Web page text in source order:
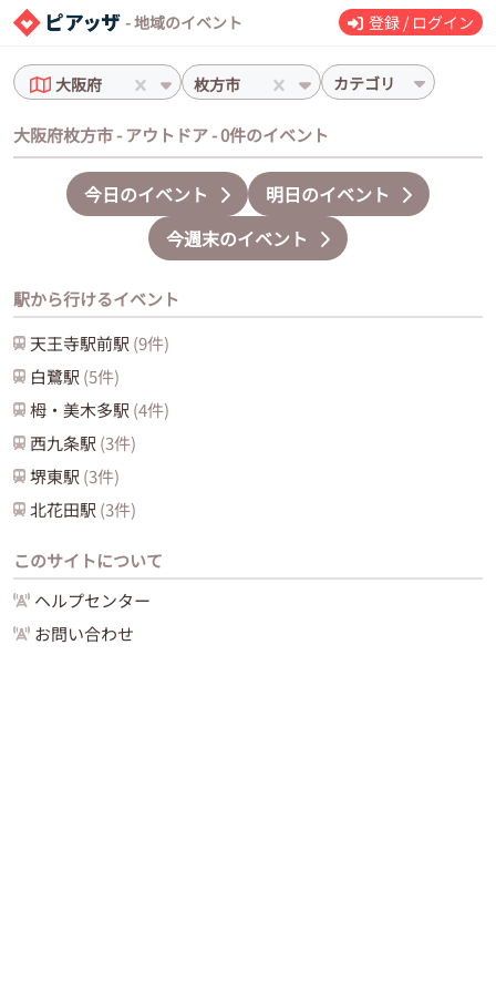
- 地域のイベント 登録 / ログイン
大阪府 枚方市 カテゴリ
大阪府枚方市 - アウトドア - 0件のイベント
今日のイベント
明日のイベント
今週末のイベント
駅から行けるイベント
天王寺駅前駅 (9件)
白鷺駅 (5件)
栂・美木多駅 (4件)
西九条駅 (3件)
堺東駅 (3件)
北花田駅 (3件)
このサイトについて
ヘルプセンター
お問い合わせ